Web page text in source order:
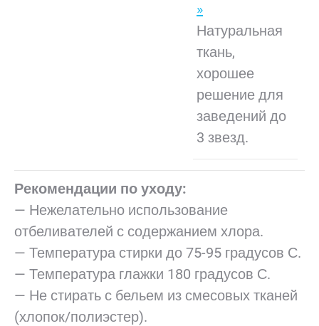
»
Натуральная
ткань,
хорошее
решение для
заведений до
3 звезд.
Рекомендации по уходу:
— Нежелательно использование
отбеливателей с содержанием хлора.
— Температура стирки до 75-95 градусов С.
— Температура глажки 180 градусов С.
— Не стирать с бельем из смесовых тканей
(хлопок/полиэстер).